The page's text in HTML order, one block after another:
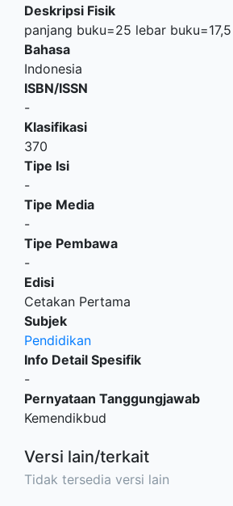
Deskripsi Fisik
panjang buku=25 lebar
Bahasa
Indonesia
ISBN/ISSN
-
Klasifikasi
370
Tipe Isi
-
Tipe Media
-
Tipe Pembawa
-
Edisi
Cetakan Pertama
Subjek
Pendidikan
Info Detail Spesifik
-
Pernyataan Tanggungjawab
Kemendikbud
Versi lain/terkait
Tidak tersedia versi lain